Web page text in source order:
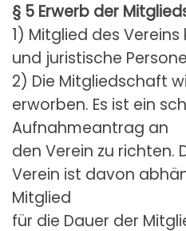
§ 5 Erwerb der
1) Mitglied des
und juristische
2) Die Mitgliedschaft
erworben. Es ist ein
Aufnahmeantrag an
den Verein zu richten.
Verein ist davon
Mitglied
für die Dauer der